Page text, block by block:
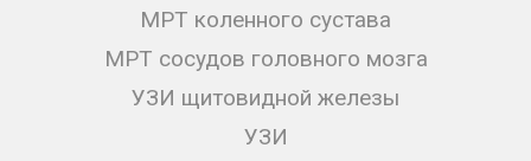
МРТ коленного сустава
МРТ сосудов головного мозга
УЗИ щитовидной железы
УЗИ